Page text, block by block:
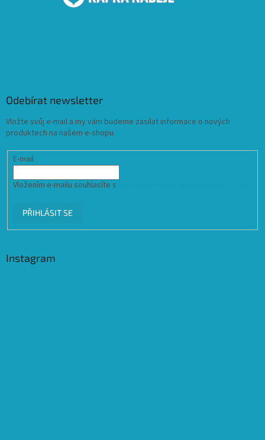
Odebírat newsletter
Vložte svůj e-mail a my vám budeme zasílat informace o nových
produktech na našem e-shopu.
E-mail
Vložením e-mailu souhlasíte s
PŘIHLÁSIT SE
Instagram